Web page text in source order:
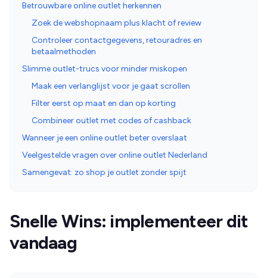
Betrouwbare online outlet herkennen
Zoek de webshopnaam plus klacht of review
Controleer contactgegevens, retouradres en
betaalmethoden
Slimme outlet-trucs voor minder miskopen
Maak een verlanglijst voor je gaat scrollen
Filter eerst op maat en dan op korting
Combineer outlet met codes of cashback
Wanneer je een online outlet beter overslaat
Veelgestelde vragen over online outlet Nederland
Samengevat: zo shop je outlet zonder spijt
Snelle Wins: implementeer dit
vandaag